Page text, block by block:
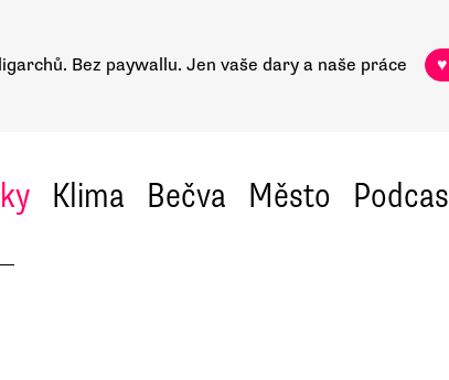
Bez paywallu. Jen vaše dary a naše práce
Klima Bečva Město